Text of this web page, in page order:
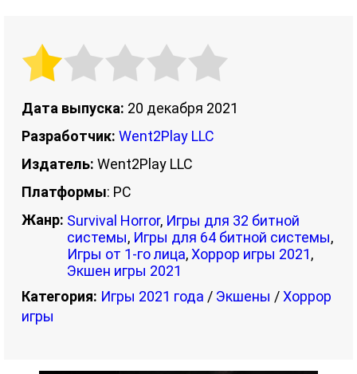
Дата выпуска: 20 декабря 2021
Разработчик: Went2Play LLC
Издатель: Went2Play LLC
Платформы: PC
Жанр: Survival Horror, Игры для 32 битной
системы, Игры для 64 битной системы,
Игры от 1-го лица,Хоррор игры 2021,
Экшен игры 2021
Категория: Игры 2021 года / Экшены /Хоррор
игры